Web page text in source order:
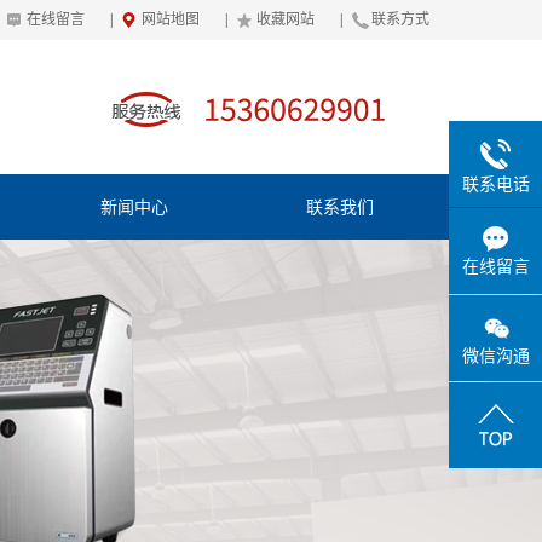
在线留言 网站地图 收藏网站 联系方式
新闻中心 联系我们
联系电话
在线留言
微信沟通